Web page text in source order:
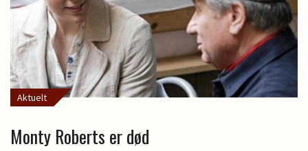
Aktuelt
Monty Roberts er død